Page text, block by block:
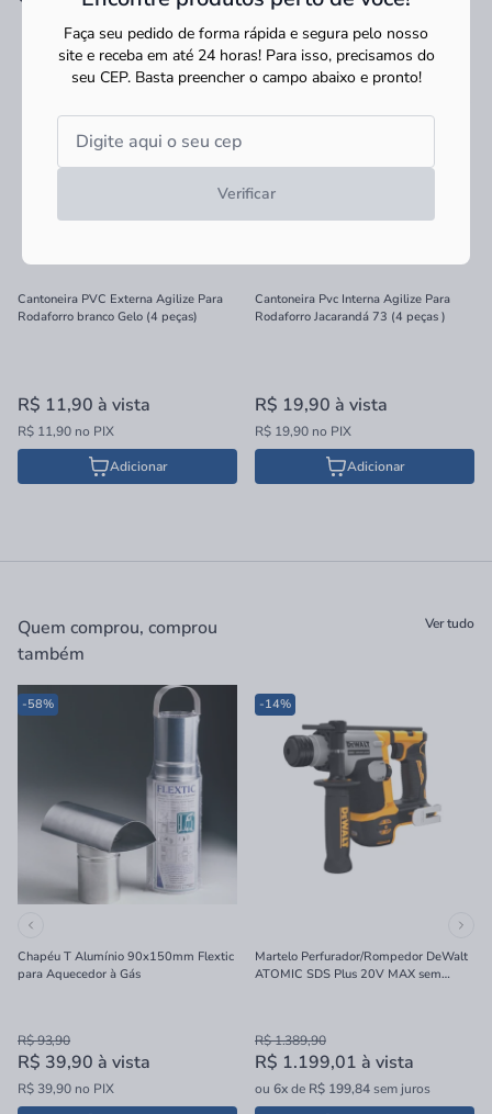
Faça seu pedido de forma rápida e segura pelo nosso
site e receba em até 24 horas! Para isso, precisamos do
seu CEP. Basta preencher o campo abaixo e pronto!
Verificar
Cantoneira PVC Externa Agilize Para
Rodaforro branco Gelo (4 peças)
R$ 11,90 à vista
R$ 11,90 no PIX
Adicionar
Cantoneira Pvc Interna Agilize Para
Rodaforro Jacarandá 73 (4 peças )
R$ 19,90 à vista
R$ 19,90 no PIX
Adicionar
Quem comprou, comprou
também
Ver tudo
-58%
Chapéu T Alumínio 90x150mm Flextic
para Aquecedor à Gás
R$ 93,90
R$ 39,90 à vista
R$ 39,90 no PIX
-14%
Martelo Perfurador/Rompedor DeWalt
ATOMIC SDS Plus 20V MAX sem
R$ 1.389,90
R$ 1.199,01 à vista
ou 6xde R$ 199,84sem juros